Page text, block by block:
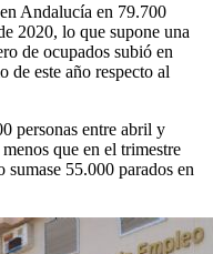
Andalucía en 79.700
2020, lo que supone una
de ocupados subió en
de este año respecto al
personas entre abril y
que en el trimestre
sumase 55.000 parados en